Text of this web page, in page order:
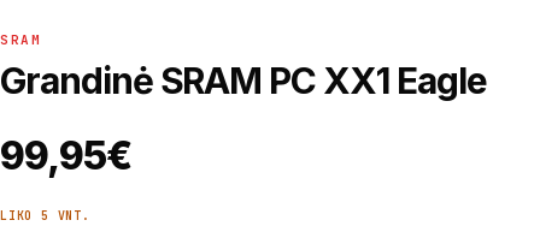
SRAM
Grandinė SRAM PC XX1 Eagle
99,95€
LIKO 5 VNT.